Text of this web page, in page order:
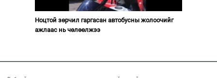
Ноцтой зөрчил гаргасан автобусны жолоочийг
ажлаас нь чөлөөлжээ